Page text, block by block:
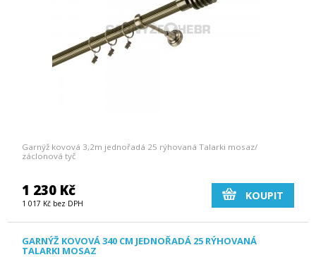
Garnýž kovová 3,2m jednořadá 25 rýhovaná Talarki mosaz/
záclonová tyč
1 230 Kč
1 017 Kč bez DPH
KOUPIT
GARNÝŽ KOVOVÁ 340 CM JEDNOŘADÁ 25 RÝHOVANÁ
TALARKI MOSAZ